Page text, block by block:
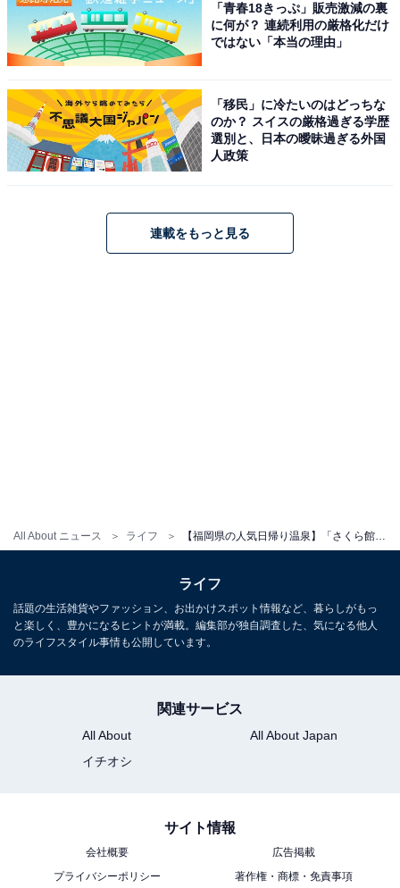
All About ニュース ライフ
所在地：福岡県田川郡大任町今任原1339
アクセス：公式サイトをご確認ください
料金
※大浴場・露天風呂入浴料。入浴されない方も入館料が
別途かかります。大任町内の人は100円引き。薬石浴
料必要）。下駄箱代は無料（100円リターン式）。
平日：700円（小学生500円）
こちらもおすすめ
【福岡県】3公園すべて入園無料！ 全長90mす
大型公園3選
「青春18きっぷ」販売激減の裏
に何が？ 連続利用の厳格化だけ
ではない「本当の理由」
「移民」に冷たいのはどっちな
のか？ スイスの厳格過ぎる学歴
選別と、日本の曖昧過ぎる外国
人政策
連載をもっと見る
ライフ
話題の生活雑貨やファッション、お出かけスポット情報など、暮らしがもっ
と楽しく、豊かになるヒントが満載。編集部が独自調査した、気になる他人
のライフスタイル事情も公開しています。
関連サービス
All About
All About Japan
イチオシ
サイト情報
会社概要
広告掲載
プライバシーポリシー
著作権・商標・免責事項